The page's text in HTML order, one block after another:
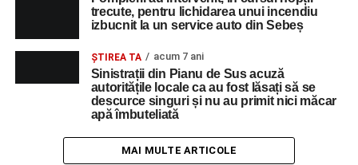
trecute, pentru lichidarea unui incendiu
izbucnit la un service auto din Sebeș
ŞTIREA TA acum 7 ani
Sinistrații din Pianu de Sus acuză
autoritățile locale ca au fost lăsați să se
descurce singuri și nu au primit nici măcar
apă îmbuteliată
MAI MULTE ARTICOLE